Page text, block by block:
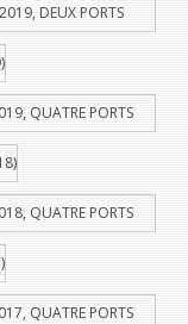
DEUX PORTS
QUATRE PORTS
QUATRE PORTS
QUATRE PORTS